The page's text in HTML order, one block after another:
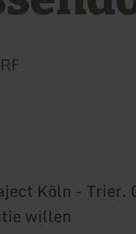
Köln - Trier.
willen